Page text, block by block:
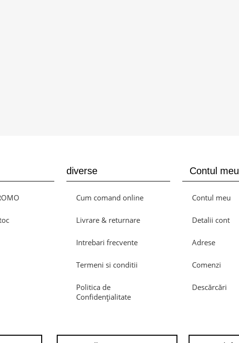
diverse
Cum comand online
Livrare & returnare
Intrebari frecvente
Termeni si conditii
Politica de
Confidențialitate
Contul meu
Contul meu
Detalii cont
Adrese
Comenzi
Descărcări